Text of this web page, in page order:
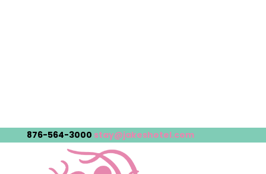
876-564-3000 stay@jakeshotel.com